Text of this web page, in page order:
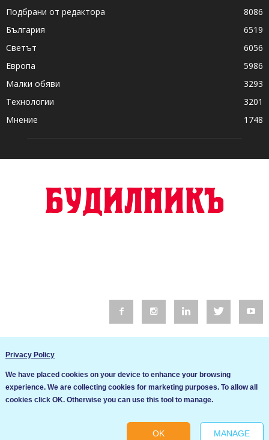
Подбрани от редактора
8086
България
6519
Светът
6056
Европа
5986
Малки обяви
3293
Технологии
3201
Мнение
1748
Общи условия
Cookie settings
Privacy Policy
We have placed cookies on your device to enhance your browsing
experience. We are collecting cookies for marketing purposes. To allow all
cookies click OK. Otherwise you can use this tool to manage.
OK MANAGE
Ние използваме бисквитки за да подобрим услугите си. Ако
продължите да посещавате този сайт, ние приемаме, че се